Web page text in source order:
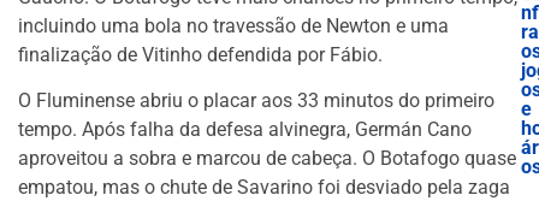
incluindo uma bola no travessão de Newton e uma
finalização de Vitinho defendida por Fábio.
O Fluminense abriu o placar aos 33 minutos do primeiro
tempo. Após falha da defesa alvinegra, Germán Cano
aproveitou a sobra e marcou de cabeça. O Botafogo quase
empatou, mas o chute de Savarino foi desviado pela zaga
ra
e